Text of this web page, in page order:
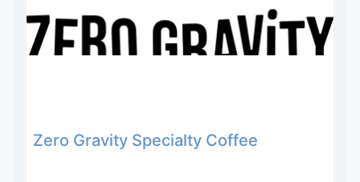
Zero Gravity Specialty Coffee